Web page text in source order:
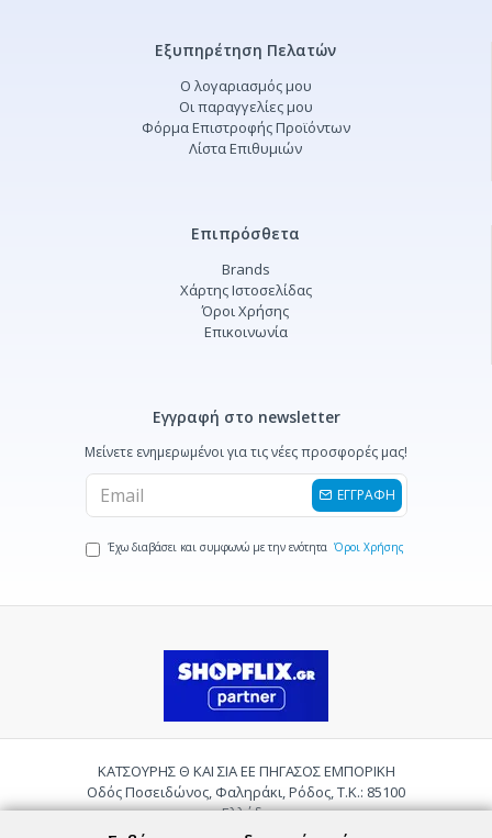
Εξυπηρέτηση Πελατών
Ο λογαριασμός μου
Οι παραγγελίες μου
Φόρμα Επιστροφής Προϊόντων
Λίστα Επιθυμιών
Επιπρόσθετα
Brands
Χάρτης Ιστοσελίδας
Όροι Χρήσης
Επικοινωνία
Εγγραφή στο newsletter
Μείνετε ενημερωμένοι για τις νέες προσφορές μας!
ΕΓΓΡΑΦΗ
Έχω διαβάσει και συμφωνώ με την ενότητα Όροι Χρήσης
ΚΑΤΣΟΥΡΗΣ Θ ΚΑΙ ΣΙΑ ΕΕ ΠΗΓΑΣΟΣ ΕΜΠΟΡΙΚΗ
Οδός Ποσειδώνος, Φαληράκι, Ρόδος, Τ.Κ.: 85100
Ελλάδα
2241085059